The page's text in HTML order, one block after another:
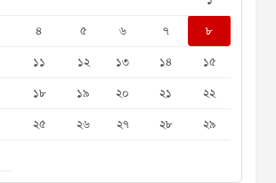
৪ ৫ ৬ ৭
৮
১১ ১২ ১৩ ১৪
১৫
১৮ ১৯ ২০ ২১
২২
২৫ ২৬ ২৭ ২৮
২৯